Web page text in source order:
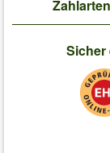
Zahlarten
Sicher